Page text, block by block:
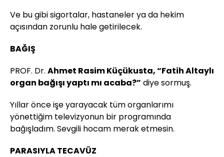
Ve bu gibi sigortalar, hastaneler ya da hekim
açısından zorunlu hale getirilecek.
BAĞIŞ
PROF. Dr. Ahmet Rasim Küçükusta, “Fatih Altaylı
organ bağışı yaptı mı acaba?” diye sormuş.
Yıllar önce işe yarayacak tüm organlarımı
yönettiğim televizyonun bir programında
bağışladım. Sevgili hocam merak etmesin.
PARASIYLA TECAVÜZ